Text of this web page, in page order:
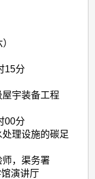
15分
宇装备工程
00分
理设施的碳足
，渠务署
演讲厅